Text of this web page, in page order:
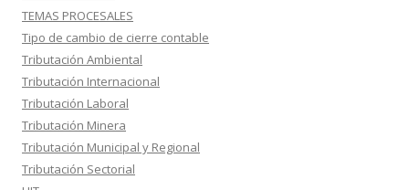
TEMAS PROCESALES
Tipo de cambio de cierre contable
Tributación Ambiental
Tributación Internacional
Tributación Laboral
Tributación Minera
Tributación Municipal y Regional
Tributación Sectorial